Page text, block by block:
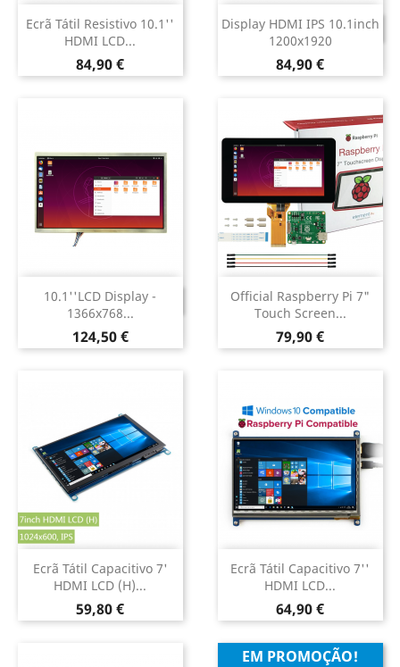
Ecrã Tátil Resistivo 10.1''
HDMI LCD...
Preço
84,90 €
Display HDMI IPS 10.1inch
1200x1920
Preço
84,90 €
DESCONTINUADO
10.1''LCD Display -
1366x768...
Preço
124,50 €
DESCONTINUADO
Official Raspberry Pi 7"
Touch Screen...
Preço
79,90 €
Ecrã Tátil Capacitivo 7'
HDMI LCD (H)...
Preço
59,80 €
Ecrã Tátil Capacitivo 7''
HDMI LCD...
Preço
64,90 €
EM PROMOÇÃO!